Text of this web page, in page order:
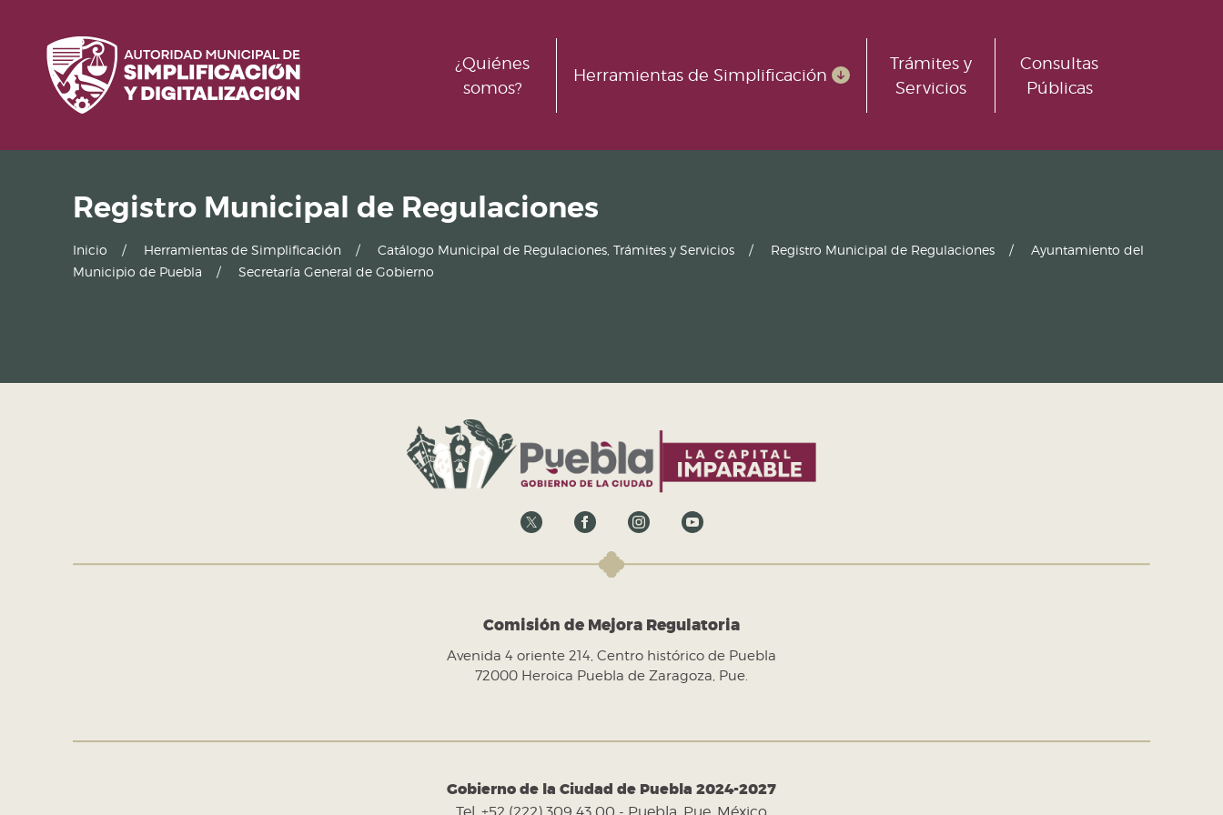
¿Quiénes
somos?
Herramientas de Simplificación
Trámites y
Servicios
Consultas
Públicas
Registro Municipal de Regulaciones
Inicio Herramientas de Simplificación Catálogo Municipal de Regulaciones, Trámites y Servicios Registro Municipal de Regulaciones
Ayuntamiento del
Municipio de Puebla
Secretaría General de Gobierno
Comisión de Mejora Regulatoria
Avenida 4 oriente 214, Centro histórico de Puebla
72000 Heroica Puebla de Zaragoza, Pue.
Gobierno de la Ciudad de Puebla 2024-2027